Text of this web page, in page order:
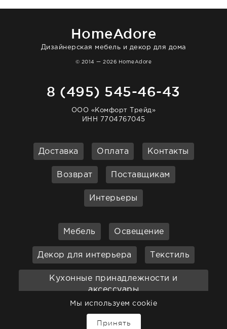
HomeAdore
Дизайнерская мебель и декор для дома
© 2014 — 2026 HomeAdore
8 (495) 545-46-43
ООО «Комфорт Трейд»
ИНН 7704767045
Доставка Оплата Контакты
Возврат Поставщикам
Интерьеры
Мебель Освещение
Декор для интерьера Текстиль
Кухонные принадлежности и
аксессуары
Ванная Садовая мебель
Мы используем cookie
Принять